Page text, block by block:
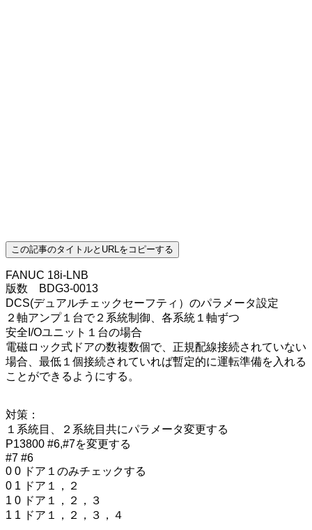
この記事のタイトルとURLをコピーする
FANUC 18i-LNB
版数 BDG3-0013
DCS(デュアルチェックセーフティ）のパラメータ設定
２軸アンプ１台で２系統制御、各系統１軸ずつ
安全I/Oユニット１台の場合
電磁ロック式ドアの数複数個で、正規配線接続されていない
場合、最低１個接続されていれば暫定的に運転準備を入れる
ことができるようにする。
対策：
１系統目、２系統目共にパラメータ変更する
P13800 #6,#7を変更する
#7 #6
0 0 ドア１のみチェックする
0 1 ドア１，２
1 0 ドア１，２，３
1 1 ドア１，２，３，４